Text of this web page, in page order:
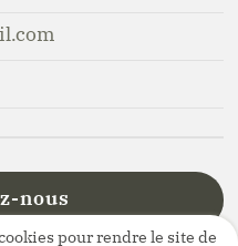
nous
pour rendre le site de